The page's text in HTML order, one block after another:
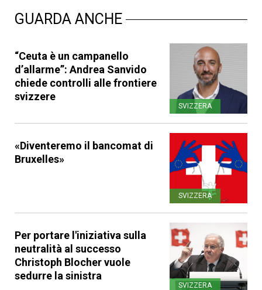
GUARDA ANCHE
“Ceuta è un campanello
d’allarme”: Andrea Sanvido
chiede controlli alle frontiere
svizzere
SVIZZERA
«Diventeremo il bancomat di
Bruxelles»
SVIZZERA
Per portare l'iniziativa sulla
neutralità al successo
Christoph Blocher vuole
sedurre la sinistra
SVIZZERA